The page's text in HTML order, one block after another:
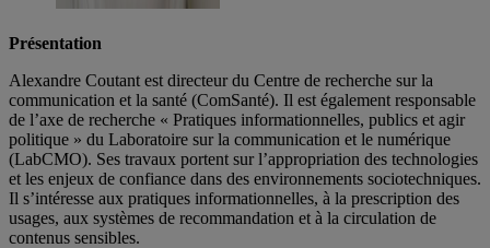
Présentation
Alexandre Coutant est directeur du Centre de recherche sur la
communication et la santé (ComSanté). Il est également responsable
de l’axe de recherche « Pratiques informationnelles, publics et agir
politique » du Laboratoire sur la communication et le numérique
(LabCMO). Ses travaux portent sur l’appropriation des technologies
et les enjeux de confiance dans des environnements sociotechniques.
Il s’intéresse aux pratiques informationnelles, à la prescription des
usages, aux systèmes de recommandation et à la circulation de
contenus sensibles.